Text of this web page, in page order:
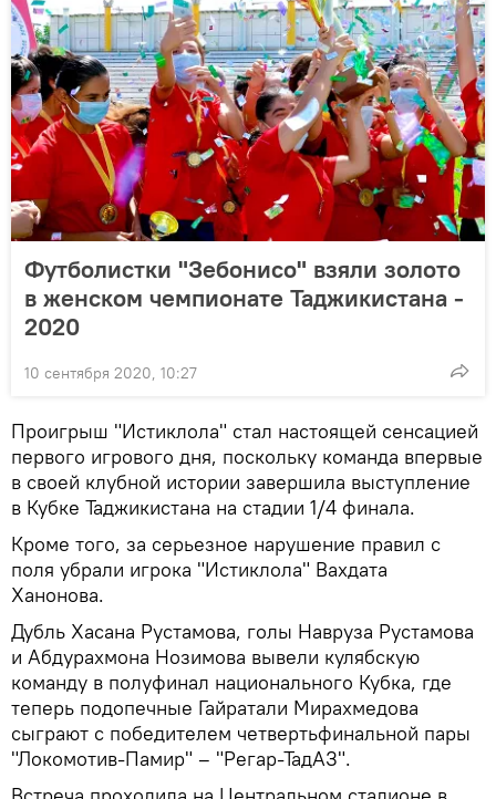
Футболистки "Зебонисо" взяли золото
в женском чемпионате Таджикистана -
2020
10 сентября 2020, 10:27
Проигрыш "Истиклола" стал настоящей сенсацией
первого игрового дня, поскольку команда впервые
в своей клубной истории завершила выступление
в Кубке Таджикистана на стадии 1/4 финала.
Кроме того, за серьезное нарушение правил с
поля убрали игрока "Истиклола" Вахдата
Ханонова.
Дубль Хасана Рустамова, голы Навруза Рустамова
и Абдурахмона Нозимова вывели кулябскую
команду в полуфинал национального Кубка, где
теперь подопечные Гайратали Мирахмедова
сыграют с победителем четвертьфинальной пары
"Локомотив-Памир" – "Регар-ТадАЗ".